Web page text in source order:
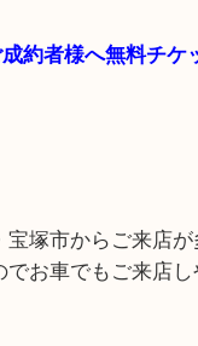
成約者様へ無料